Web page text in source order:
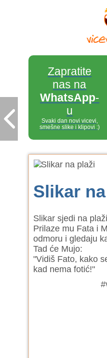
Zapratite
nas na
WhatsApp-
u
Svaki dan novi vicevi,
smešne slike i klipovi :)
Slikar
Slikar sjedi na
Prilaze mu Fata i
odmoru i gledaju
Tad će Mujo:
"Vidiš Fato, kako
kad nema fotić!"